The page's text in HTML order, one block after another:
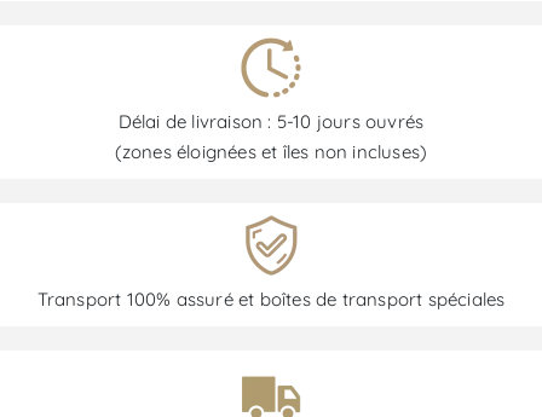
Délai de livraison : 5-10 jours ouvrés
(zones éloignées et îles non incluses)
Transport 100% assuré et boîtes de transport spéciales